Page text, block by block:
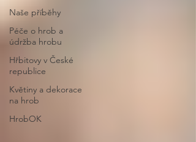
Naše příběhy
Péče o hrob a
údržba hrobu
Hřbitovy v České
republice
Květiny a dekorace
na hrob
HrobOK